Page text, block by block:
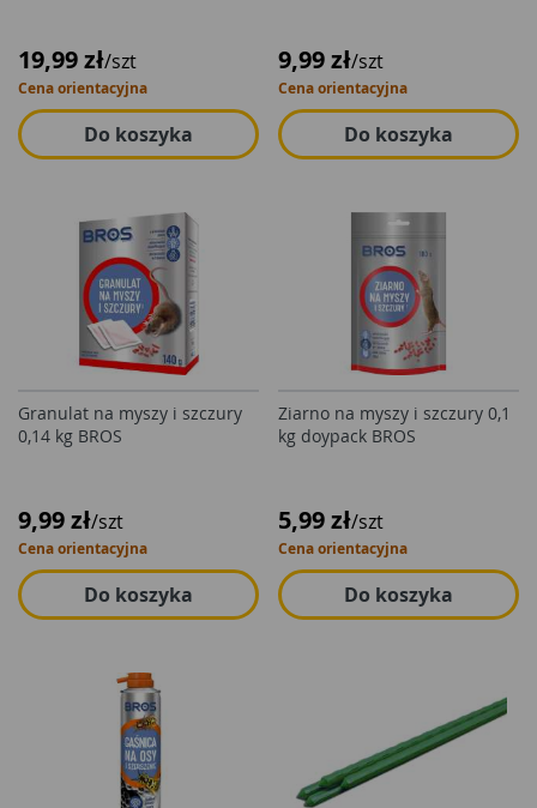
19,99 zł/szt
Cena orientacyjna
Do koszyka
9,99 zł/szt
Cena orientacyjna
Do koszyka
Granulat na myszy i szczury
0,14 kg BROS
9,99 zł/szt
Cena orientacyjna
Do koszyka
Ziarno na myszy i szczury 0,1
kg doypack BROS
5,99 zł/szt
Cena orientacyjna
Do koszyka